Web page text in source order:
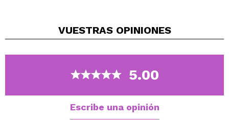
VUESTRAS OPINIONES
5.00
Escribe una opinión